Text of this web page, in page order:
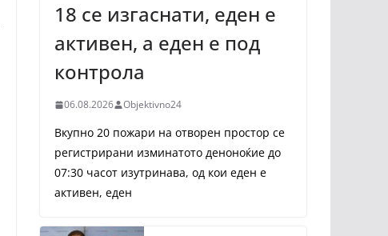
18 се изгаснати, еден е
активен, а еден е под
контрола
06.08.2026 Objektivno24
Вкупно 20 пожари на отворен простор се
регистрирани изминатото деноноќие до
07:30 часот изутринава, од кои еден е
активен, еден